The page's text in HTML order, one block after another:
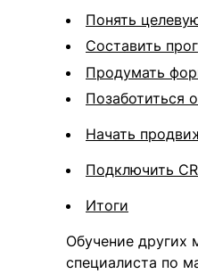
Понять
Составить
Продумать
Позаботиться
Начать
Подключить
Итоги
Обучение других
специалиста по